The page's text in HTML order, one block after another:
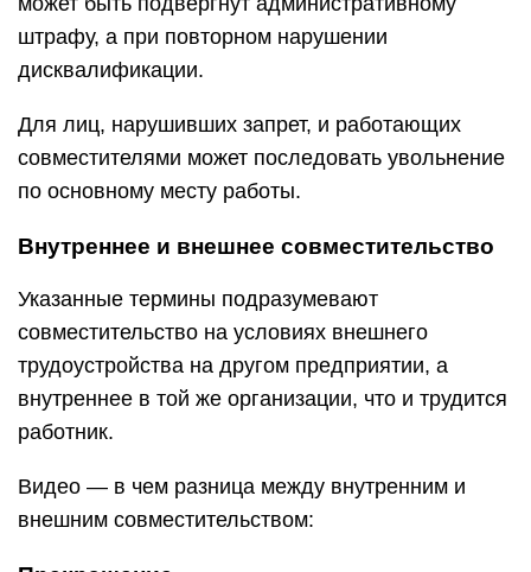
штрафу, а при повторном нарушении
дисквалификации.
Для лиц, нарушивших запрет, и работающих
совместителями может последовать увольнение
по основному месту работы.
Внутреннее и внешнее совместительство
Указанные термины подразумевают
совместительство на условиях внешнего
трудоустройства на другом предприятии, а
внутреннее в той же организации, что и трудится
работник.
Видео — в чем разница между внутренним и
внешним совместительством: